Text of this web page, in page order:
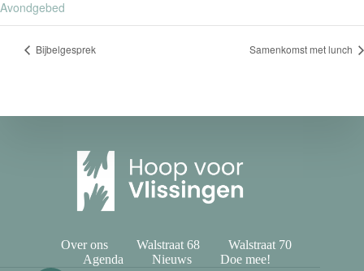
Avondgebed
Bijbelgesprek Samenkomst met lunch
Over ons Walstraat 68
Walstraat 70
Agenda
Nieuws
Doe mee!